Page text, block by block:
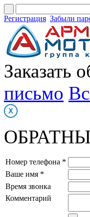
Регистрация Забыли
Заказать
письмо
Номер телефона *
Ваше имя *
Время звонка
Комментарий